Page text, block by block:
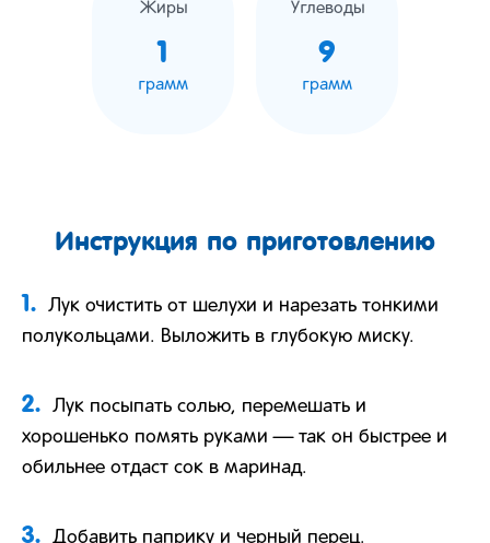
Жиры
1
грамм
Углеводы
9
грамм
Инструкция по приготовлению
1.
Лук очистить от шелухи и нарезать тонкими
полукольцами. Выложить в глубокую миску.
2.
Лук посыпать солью, перемешать и
хорошенько помять руками — так он быстрее и
обильнее отдаст сок в маринад.
3. Добавить паприку и черный перец.